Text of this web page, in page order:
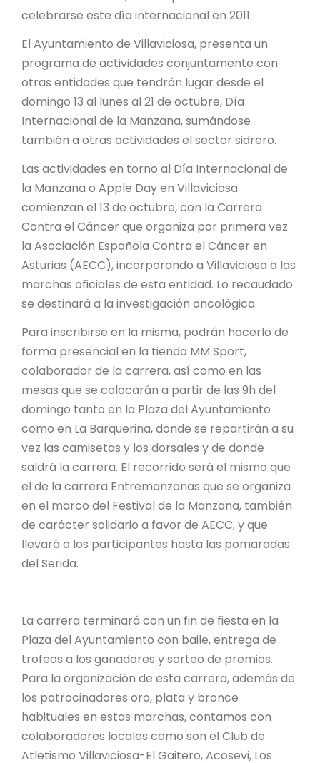
celebrarse este día internacional en 2011
El Ayuntamiento de Villaviciosa, presenta un
programa de actividades conjuntamente con
otras entidades que tendrán lugar desde el
domingo 13 al lunes al 21 de octubre, Día
Internacional de la Manzana, sumándose
también a otras actividades el sector sidrero.
Las actividades en torno al Día Internacional de
la Manzana o Apple Day en Villaviciosa
comienzan el 13 de octubre, con la Carrera
Contra el Cáncer que organiza por primera vez
la Asociación Española Contra el Cáncer en
Asturias (AECC), incorporando a Villaviciosa a las
marchas oficiales de esta entidad. Lo recaudado
se destinará a la investigación oncológica.
Para inscribirse en la misma, podrán hacerlo de
forma presencial en la tienda MM Sport,
colaborador de la carrera, así como en las
mesas que se colocarán a partir de las 9h del
domingo tanto en la Plaza del Ayuntamiento
como en La Barquerina, donde se repartirán a su
vez las camisetas y los dorsales y de donde
saldrá la carrera. El recorrido será el mismo que
el de la carrera Entremanzanas que se organiza
en el marco del Festival de la Manzana, también
de carácter solidario a favor de AECC, y que
llevará a los participantes hasta las pomaradas
del Serida.
La carrera terminará con un fin de fiesta en la
Plaza del Ayuntamiento con baile, entrega de
trofeos a los ganadores y sorteo de premios.
Para la organización de esta carrera, además de
los patrocinadores oro, plata y bronce
habituales en estas marchas, contamos con
colaboradores locales como son el Club de
Atletismo Villaviciosa-El Gaitero, Acosevi, Los